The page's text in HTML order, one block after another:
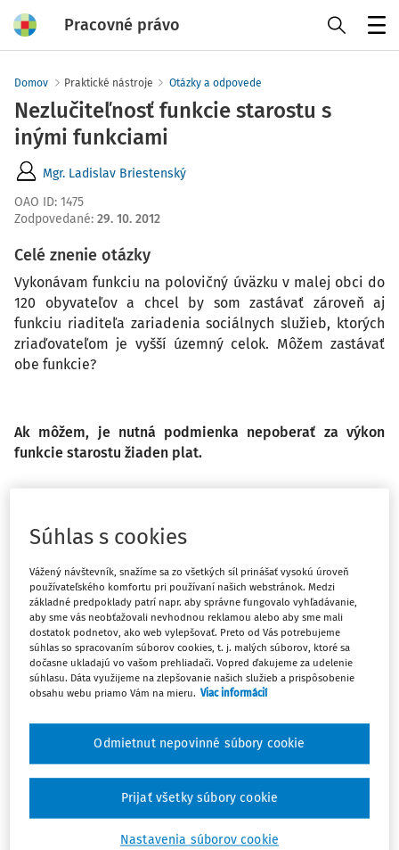
Pracovné právo
Domov Praktické nástroje Otázky a odpovede
Nezlučiteľnosť funkcie starostu s
inými funkciami
Mgr. Ladislav Briestenský
OAO ID: 1475
Zodpovedané: 29. 10. 2012
Celé znenie otázky
Vykonávam funkciu na polovičný úväzku v malej obci do
120 obyvateľov a chcel by som zastávať zároveň aj
funkciu riaditeľa zariadenia sociálnych služieb, ktorých
zriaďovateľom je vyšší územný celok. Môžem zastávať
obe funkcie?
Ak môžem, je nutná podmienka nepoberať za výkon
funkcie starostu žiaden plat.
Po akú dobu sa musím vzdať poberania platu.
Po dobu výkonu funkcie riaditeľa sociálnych služieb?
Po celú dobu až do konca volebného obdobia?
nemá ošetrené vo svojich smerniciach.
Súhlas s cookies
Vážený návštevník, snažíme sa zo všetkých síl prinášať vysokú úroveň
používateľského komfortu pri používaní našich webstránok. Medzi
základné predpoklady patrí napr. aby správne fungovalo vyhľadávanie,
aby sme vás neobťažovali nevhodnou reklamou alebo aby sme mali
dostatok podnetov, ako web vylepšovať. Preto od Vás potrebujeme
súhlas so spracovaním súborov cookies, t. j. malých súborov, ktoré sa
dočasne ukladajú vo vašom prehliadači. Vopred ďakujeme za udelenie
súhlasu. Dáta využijeme na zlepšovanie našich služieb a prispôsobenie
obsahu webu priamo Vám na mieru. Viac informácií
Nastavenia súborov cookie
Odmietnut nepovinné súbory cookie
Prijať všetky súbory cookie